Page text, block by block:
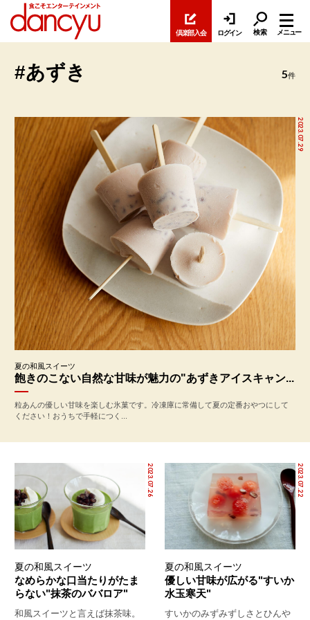
倶楽部入会 ログイン 検索 メニュー
#あずき 5件
2023.07.29
夏の和風スイーツ
飽きのこない自然な甘味が魅力の"あずきアイスキャン...
粒あんの優しい甘味を楽しむ氷菓です。冷凍庫に常備して夏の定番おやつにして
ください！おうちで手軽につく...
2023.07.26
夏の和風スイーツ
なめらかな口当たりがたま
らない"抹茶のババロア"
和風スイーツと言えば抹茶味。
2023.07.22
夏の和風スイーツ
優しい甘味が広がる"すいか
水玉寒天"
すいかのみずみずしさとひんや